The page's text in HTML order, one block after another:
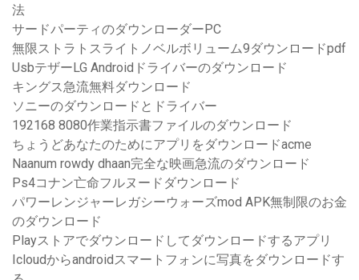
法
サードパーティのダウンローダーPC
無限ストラトスライトノベルボリューム9ダウンロードpdf
UsbテザーLG Androidドライバーのダウンロード
キングス急流無料ダウンロード
ソニーのダウンロードとドライバー
192168 8080作業指示書ファイルのダウンロード
ちょうどあなたのためにアプリをダウンロードacme
Naanum rowdy dhaan完全な映画急流のダウンロード
Ps4コナン亡命フルヌードダウンロード
パワーレンジャーレガシーウォーズmod APK無制限のお金
のダウンロード
Playストアでダウンロードしてダウンロードするアプリ
Icloudからandroidスマートフォンに写真をダウンロードす